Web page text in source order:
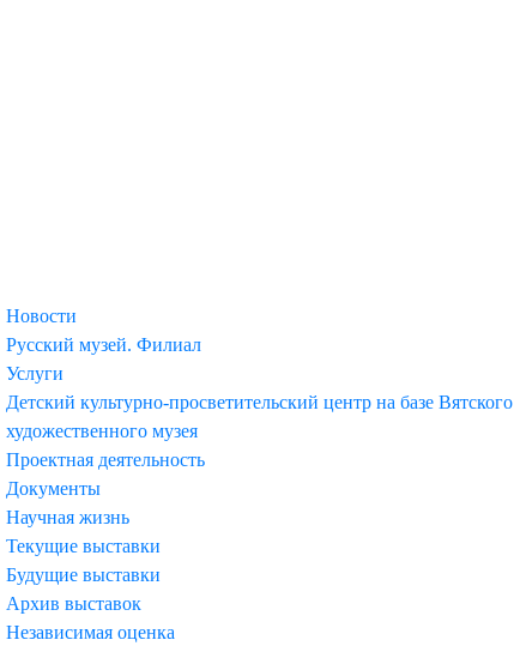
Новости
Русский музей. Филиал
Услуги
Детский культурно-просветительский центр на базе Вятского
художественного музея
Проектная деятельность
Документы
Научная жизнь
Текущие выставки
Будущие выставки
Архив выставок
Независимая оценка